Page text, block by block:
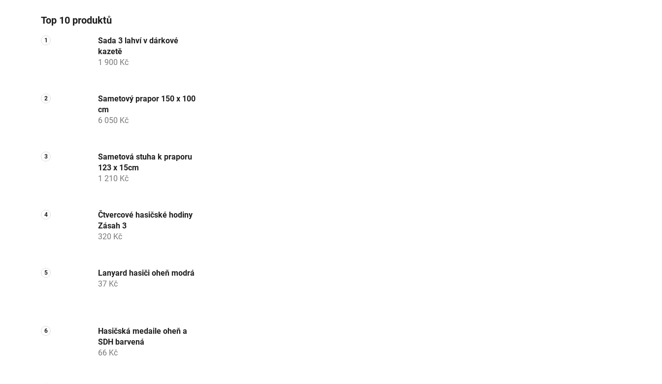
Top 10 produktů
Sada 3 lahví v dárkové
kazetě
1 900 Kč
Sametový prapor 150 x 100
cm
6 050 Kč
Sametová stuha k praporu
123 x 15cm
1 210 Kč
Čtvercové hasičské hodiny
Zásah 3
320 Kč
Lanyard hasiči oheň modrá
37 Kč
Hasičská medaile oheň a
SDH barvená
66 Kč